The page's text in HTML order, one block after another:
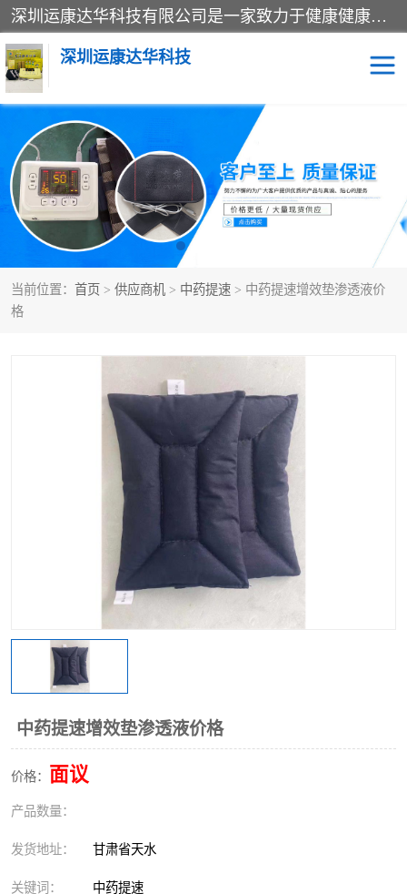
深圳运康达华科技有限公司是一家致力于健康健康产业的现代化企业，已经走过了15个春秋，开创了中医外用发展的新未来，是专业从事中医医疗仪器的研发、生产、销售、服务为一体的子公司，在医疗器械的设计、开发和生产方面率先引进国际先进技术和好的科技人员，先后开发出了场效应治疗仪、多功能治疗仪、颈椎治疗仪、腰椎治疗仪、增效垫等多个系列。
深圳运康达华科技
当前位置： 首页 > 供应商机 > 中药提速 > 中药提速增效垫渗透液价
格
中药提速增效垫渗透液价格
价格： 面议
产品数量：
发货地址： 甘肃省天水
关键词： 中药提速
多功能治疗仪 中药提速
中低频治疗仪 脉冲治疗仪
**腺治疗仪